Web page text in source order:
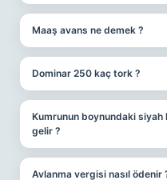
Maaş avans ne demek ?
Dominar 250 kaç tork ?
Kumrunun boynundaki siyah
gelir ?
Avlanma vergisi nasıl ödenir